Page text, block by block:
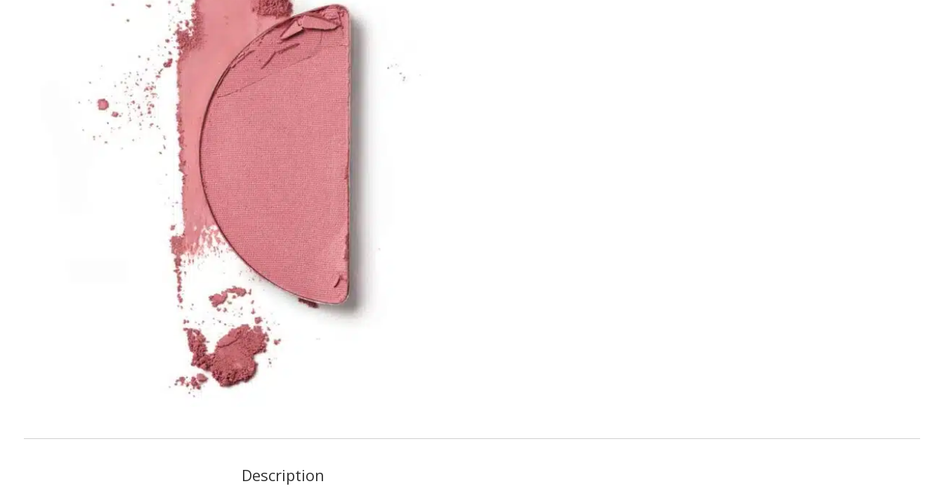
Description